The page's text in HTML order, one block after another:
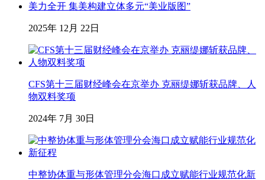
美力全开 集美构建立体多元“美业版图”
2025年 12月 22日
CFS第十三届财经峰会在京举办 克丽缇娜斩获品牌、人
物双料奖项
2024年 7月 30日
中整协体重与形体管理分会海口成立赋能行业规范化新